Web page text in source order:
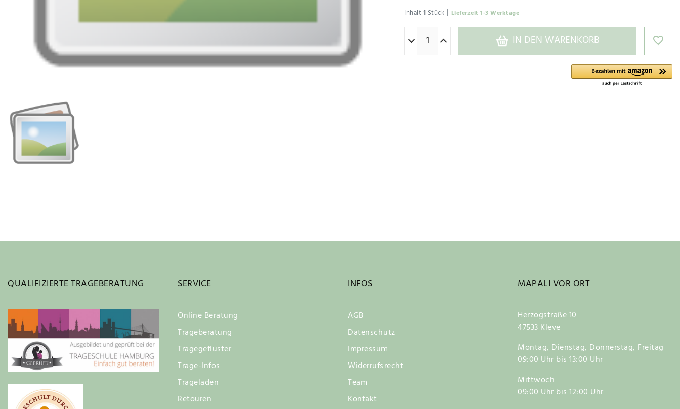
Inhalt1 Stück | Lieferzeit 1-3 Werktage
IN DEN WARENKORB
QUALIFIZIERTE TRAGEBERATUNG SERVICE
Online Beratung
Trageberatung
Tragegeflüster
Trage-Infos
Trageladen
Retouren
INFOS
AGB
Datenschutz
Impressum
Widerrufsrecht
Team
Kontakt
MAPALI VOR ORT
Herzogstraße 10
47533 Kleve
Montag, Dienstag, Donnerstag, Freitag
09:00 Uhr bis 13:00 Uhr
Mittwoch
09:00 Uhr bis 12:00 Uhr